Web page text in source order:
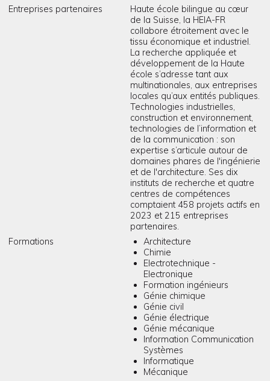
Entreprises partenaires
Haute école bilingue au cœur
de la Suisse, la HEIA-FR
collabore étroitement avec le
tissu économique et industriel.
La recherche appliquée et
développement de la Haute
école s’adresse tant aux
multinationales, aux entreprises
locales qu’aux entités publiques.
Technologies industrielles,
construction et environnement,
technologies de l’information et
de la communication : son
expertise s’articule autour de
domaines phares de l'ingénierie
et de l'architecture. Ses dix
instituts de recherche et quatre
centres de compétences
comptaient 458 projets actifs en
2023 et 215 entreprises
partenaires.
Formations
Architecture
Chimie
Electrotechnique -
Electronique
Formation ingénieurs
Génie chimique
Génie civil
Génie électrique
Génie mécanique
Information Communication
Systèmes
Informatique
Mécanique